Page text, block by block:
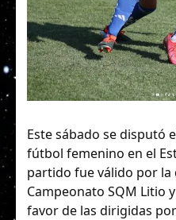
Este sábado se disputó
fútbol femenino en el
partido fue válido por la
Campeonato SQM Litio
favor de las dirigidas